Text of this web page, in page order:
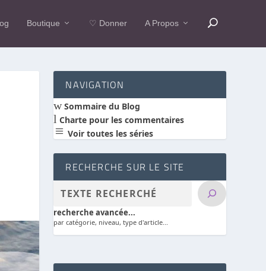
Boutique ♡ Donner A Propos
NAVIGATION
wSommaire du Blog
l Charte pour les commentaires
a Voir toutes les séries
RECHERCHE SUR LE SITE
recherche avancée...
par catégorie, niveau, type d'article...